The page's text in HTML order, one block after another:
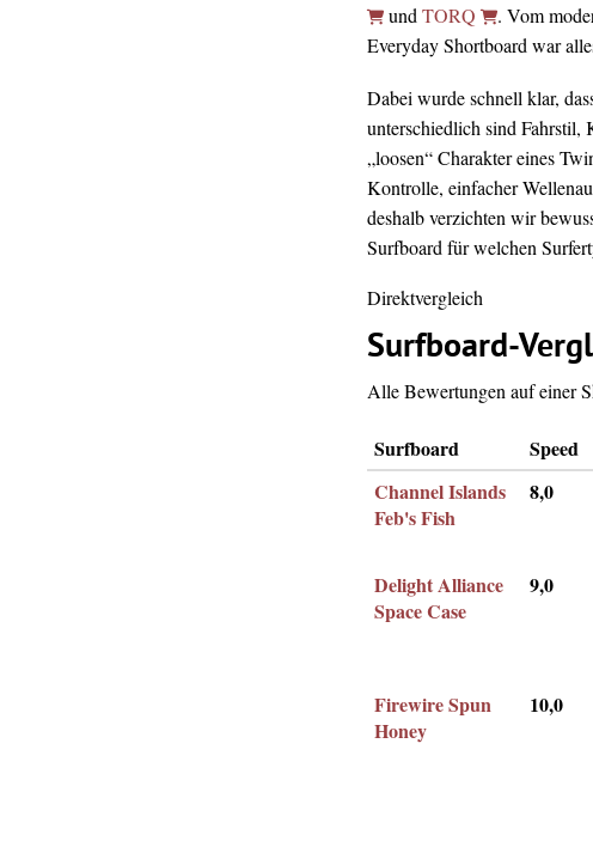
und TORQ
. Vom
Everyday Shortboard war
Dabei wurde schnell klar,
unterschiedlich sind Fahrstil,
„loosen“ Charakter eines
Kontrolle, einfacher
deshalb verzichten wir
Surfboard für welchen
Direktvergleich
Surfboard-
Alle Bewertungen auf einer
Surfboard Speed
Channel Islands
Feb's Fish
8,0
Delight Alliance
Space Case
9,0
Firewire Spun
Honey
10,0